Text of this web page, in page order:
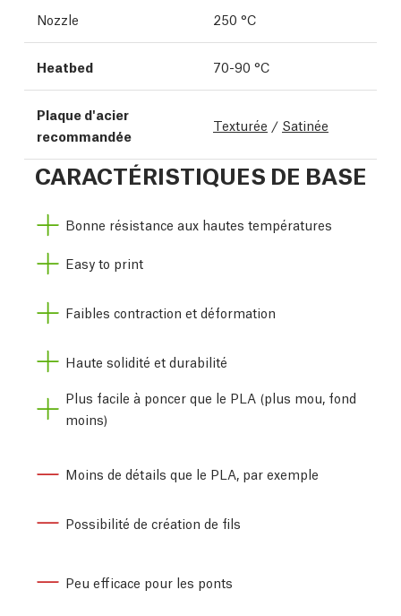
Nozzle 250 °C
Heatbed 70-90 °C
Plaque d'acier
recommandée
Texturée / Satinée
CARACTÉRISTIQUES DE BASE
Bonne résistance aux hautes températures
Easy to print
Faibles contraction et déformation
Haute solidité et durabilité
Plus facile à poncer que le PLA (plus mou, fond
moins)
Moins de détails que le PLA, par exemple
Possibilité de création de fils
Peu efficace pour les ponts